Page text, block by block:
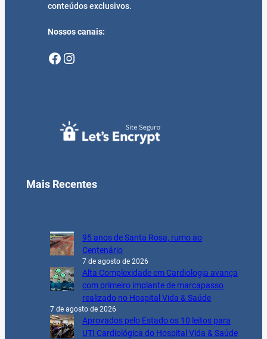
conteúdos exclusivos.
Nossos canais:
Facebook Instagram
Mais Recentes
95 anos de Santa Rosa, rumo ao
Centenário
7 de agosto de 2026
Alta Complexidade em Cardiologia avança
com primeiro implante de marcapasso
realizado no Hospital Vida & Saúde
7 de agosto de 2026
Aprovados pelo Estado os 10 leitos para
UTI Cardiológica do Hospital Vida & Saúde